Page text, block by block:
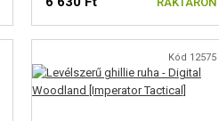
Kód 12575